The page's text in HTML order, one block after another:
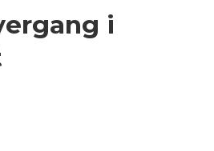
i